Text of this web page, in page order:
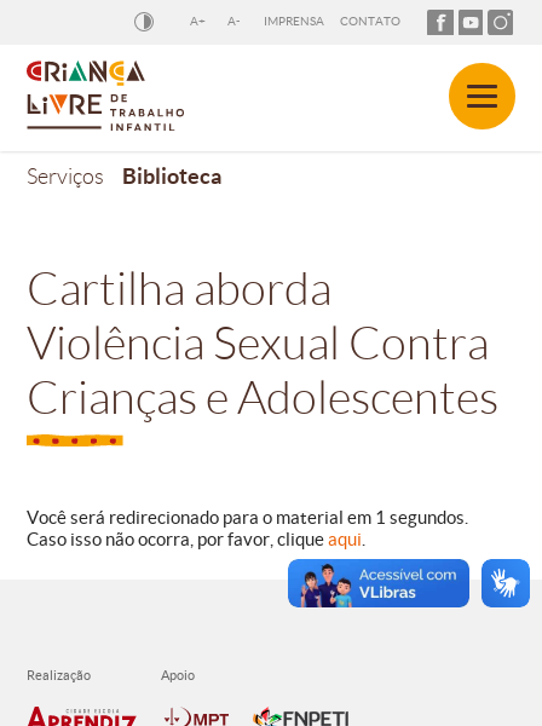
A+ A- IMPRENSA CONTATO
Serviços Biblioteca
Cartilha aborda
Violência Sexual Contra
Crianças e Adolescentes
Você será redirecionado para o material em 1 segundos.
Caso isso não ocorra, por favor, cliqueaqui